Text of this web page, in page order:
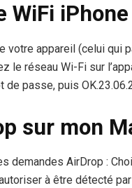
appareil (celui qui
le réseau Wi-Fi sur
de passe, puis
sur mon
demandes AirDrop :
à être détecté